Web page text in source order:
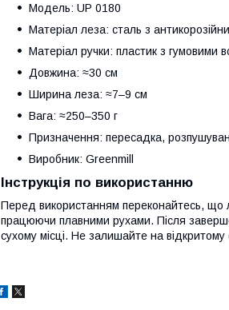
Модель: UP 0180
Матеріал леза: сталь з
Матеріал ручки: пластик з гумовими
Довжина: ≈30 см
Ширина леза: ≈7–9 см
Вага: ≈250–350 г
Призначення: пересадка,
Виробник: Greenmill
Інструкція по використанню
Перед використанням переконайтесь, що
працюючи плавними рухами. Після
сухому місці. Не залишайте на